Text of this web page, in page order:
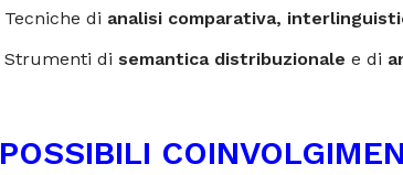
Tecniche di analisi comparativa,
Strumenti di semantica distribuzionale e di
POSSIBILI